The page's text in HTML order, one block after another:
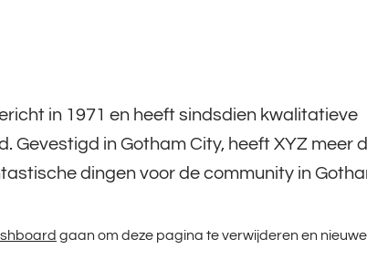
in 1971 en heeft sindsdien kwalitatieve
Gevestigd in Gotham City, heeft XYZ meer
dingen voor de community in
gaan om deze pagina te verwijderen en